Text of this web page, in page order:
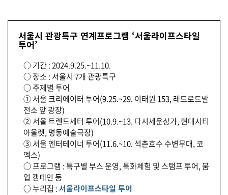
서울시 관광특구 연계프로그램 ‘서울라이프스타일
투어’
○ 기간 : 2024.9.25.~11.10.
○ 장소 : 서울시 7개 관광특구
○ 주제별 투어
① 서울 크리에이터 투어(9.25.~29. 이태원 153, 레드로드발
전소 앞 광장)
② 서울 트렌드세터 투어(10.9.~13. 다시세운상가, 현대시티
아울렛, 명동예술극장)
③ 서울 엔터테이너 투어(11.6.~10. 석촌호수 수변무대, 코
엑스)
○ 프로그램 : 특구별 부스 운영, 특화체험 및 스탬프 투어, 붐
업 캠페인 등
○ 누리집 :서울라이프스타일 투어